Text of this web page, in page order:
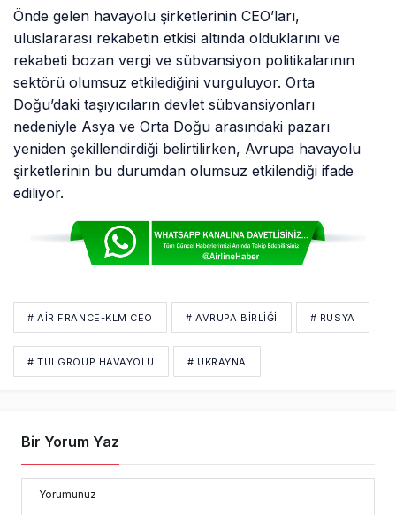
Önde gelen havayolu şirketlerinin CEO’ları,
uluslararası rekabetin etkisi altında olduklarını ve
rekabeti bozan vergi ve sübvansiyon politikalarının
sektörü olumsuz etkilediğini vurguluyor. Orta
Doğu’daki taşıyıcıların devlet sübvansiyonları
nedeniyle Asya ve Orta Doğu arasındaki pazarı
yeniden şekillendirdiği belirtilirken, Avrupa havayolu
şirketlerinin bu durumdan olumsuz etkilendiği ifade
ediliyor.
# AIR FRANCE-KLM CEO # AVRUPA BIRLIĞI # RUSYA
# TUI GROUP HAVAYOLU # UKRAYNA
Bir Yorum Yaz
Yorumunuz